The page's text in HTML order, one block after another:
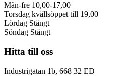
Mån-fre 10,00-17,00
Torsdag kvällsöppet till 19,00
Lördag Stängt
Söndag Stängt
Hitta till oss
Industrigatan 1b, 668 32 ED